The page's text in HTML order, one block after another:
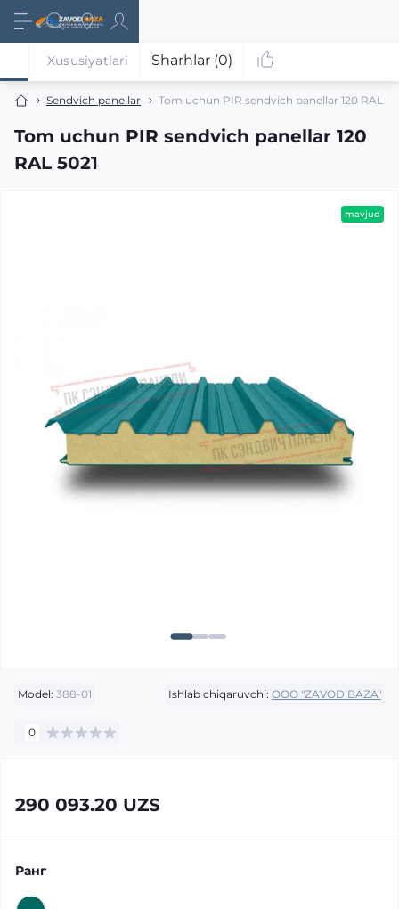
Sendvich panellar Tom uchun PIR sendvich panellar 120 RAL
Tom uchun PIR sendvich panellar 120
RAL 5021
Xususiyatlari Sharhlar (0)
mavjud
Model: 388-01 Ishlab chiqaruvchi: OOO "ZAVOD BAZA"
0
290 093.20 UZS
Ранг